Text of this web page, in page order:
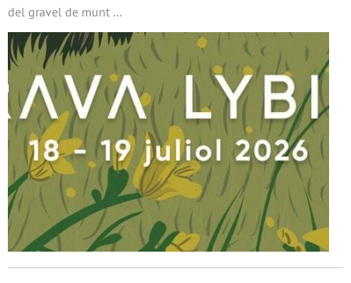
del gravel de munt …